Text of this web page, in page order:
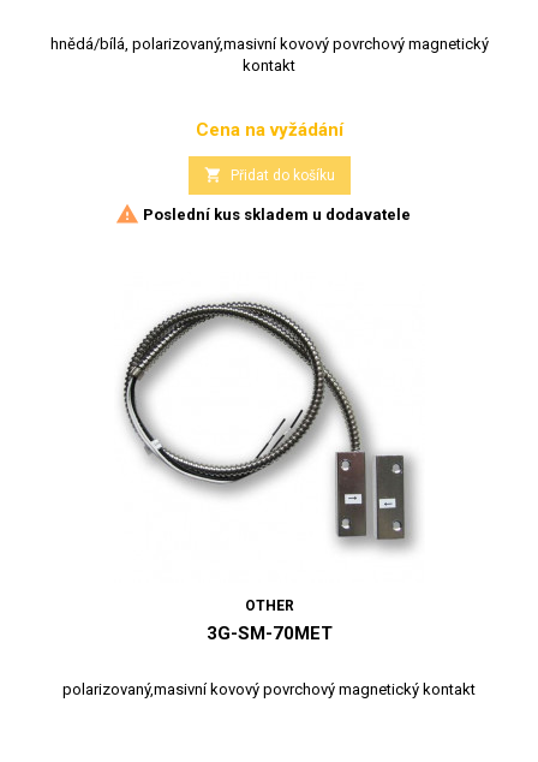
hnědá/bílá, polarizovaný,masivní kovový povrchový magnetický
kontakt
Cena
Cena na vyžádání
 Přidat do košíku
 Poslední kus skladem u dodavatele
OTHER
3G-SM-70MET
polarizovaný,masivní kovový povrchový magnetický kontakt